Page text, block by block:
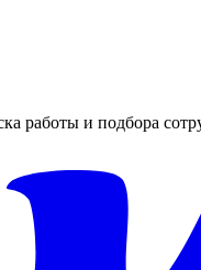
работы и подбора